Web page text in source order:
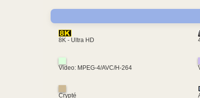
8K - Ultra HD
Video: MPEG-4/AVC/H-264
Crypté